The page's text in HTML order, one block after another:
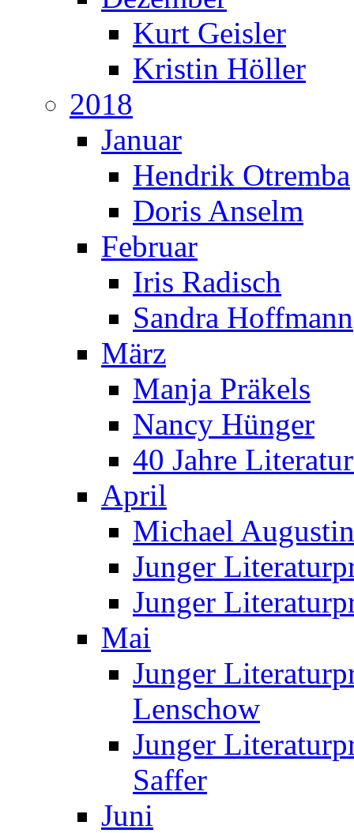
Kurt Geisler
Kristin Höller
2018
Januar
Hendrik Otremba
Doris Anselm
Februar
Iris Radisch
Sandra Hoffmann
März
Manja Präkels
Nancy Hünger
40 Jahre
April
Michael
Junger
Junger
Mai
Junger
Lenschow
Junger
Saffer
Juni